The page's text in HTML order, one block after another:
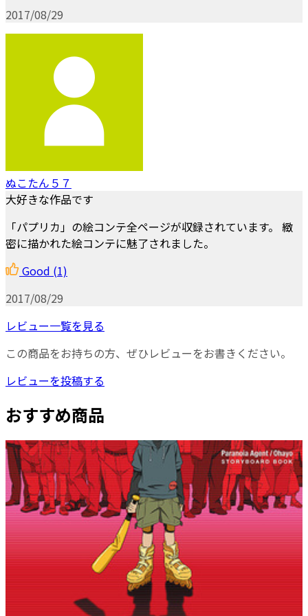
2017/08/29
ぬこたん５７
大好きな作品です
「パプリカ」の絵コンテ全ページが収録されています。 緻
密に描かれた絵コンテに魅了されました。
Good (1)
2017/08/29
レビュー一覧を見る
この商品をお持ちの方、ぜひレビューをお書きください。
レビューを投稿する
おすすめ商品